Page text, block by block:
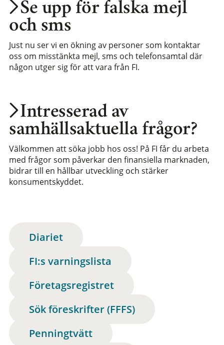
Intresserad av
samhällsaktuella frågor?
Välkommen att söka jobb hos oss! På FI får du arbeta
med frågor som påverkar den finansiella marknaden,
bidrar till en hållbar utveckling och stärker
konsumentskyddet.
Se upp för falska mejl
och sms
Just nu ser vi en ökning av personer som kontaktar
oss om misstänkta mejl, sms och telefonsamtal där
någon utger sig för att vara från FI.
Diariet
FI:s varningslista
Företagsregistret
Sök föreskrifter (FFFS)
Penningtvätt